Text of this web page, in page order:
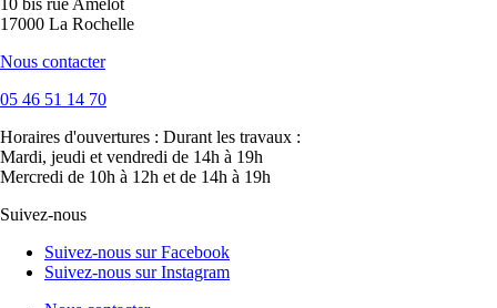
10 bis rue Amelot
17000 La Rochelle
Nous contacter
05 46 51 14 70
Horaires d'ouvertures : Durant les travaux :
Mardi, jeudi et vendredi de 14h à 19h
Mercredi de 10h à 12h et de 14h à 19h
Suivez-nous
Suivez-nous sur Facebook
Suivez-nous sur Instagram